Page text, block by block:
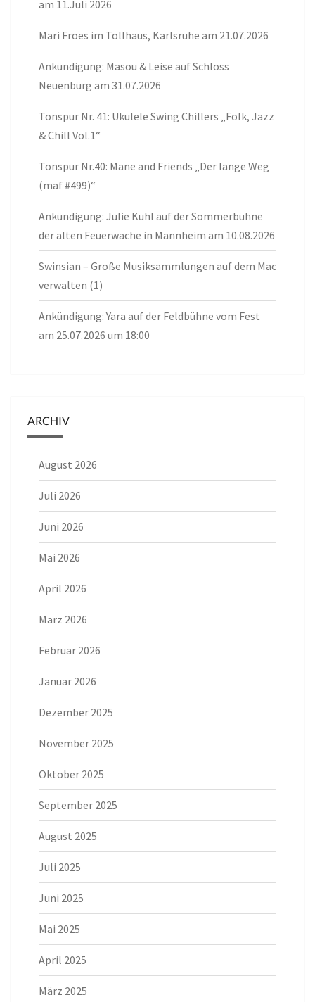
am 11.Juli 2026
Mari Froes im Tollhaus, Karlsruhe am 21.07.2026
Ankündigung: Masou & Leise auf Schloss
Neuenbürg am 31.07.2026
Tonspur Nr. 41: Ukulele Swing Chillers „Folk, Jazz
& Chill Vol.1“
Tonspur Nr.40: Mane and Friends „Der lange Weg
(maf #499)“
Ankündigung: Julie Kuhl auf der Sommerbühne
der alten Feuerwache in Mannheim am 10.08.2026
Swinsian – Große Musiksammlungen auf dem Mac
verwalten (1)
Ankündigung: Yara auf der Feldbühne vom Fest
am 25.07.2026 um 18:00
ARCHIV
August 2026
Juli 2026
Juni 2026
Mai 2026
April 2026
März 2026
Februar 2026
Januar 2026
Dezember 2025
November 2025
Oktober 2025
September 2025
August 2025
Juli 2025
Juni 2025
Mai 2025
April 2025
März 2025